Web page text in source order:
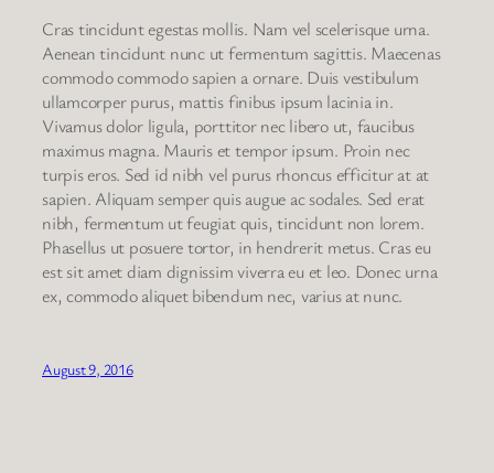
Cras tincidunt egestas mollis. Nam vel scelerisque urna.
Aenean tincidunt nunc ut fermentum sagittis. Maecenas
commodo commodo sapien a ornare. Duis vestibulum
ullamcorper purus, mattis finibus ipsum lacinia in.
Vivamus dolor ligula, porttitor nec libero ut, faucibus
maximus magna. Mauris et tempor ipsum. Proin nec
turpis eros. Sed id nibh vel purus rhoncus efficitur at at
sapien. Aliquam semper quis augue ac sodales. Sed erat
nibh, fermentum ut feugiat quis, tincidunt non lorem.
Phasellus ut posuere tortor, in hendrerit metus. Cras eu
est sit amet diam dignissim viverra eu et leo. Donec urna
ex, commodo aliquet bibendum nec, varius at nunc.
August 9, 2016